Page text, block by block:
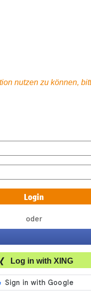
nutzen zu können,
oder
Log in with XING